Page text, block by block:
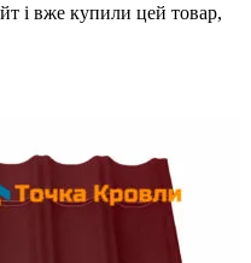
і вже купили цей товар,